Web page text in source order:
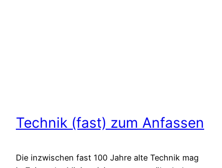
Technik (fast) zum Anfassen
Die inzwischen fast 100 Jahre alte Technik mag